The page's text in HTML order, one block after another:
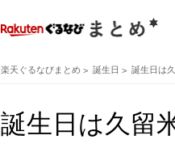
楽天ぐるなびまとめ 誕生日 誕生日は
誕生日は久留